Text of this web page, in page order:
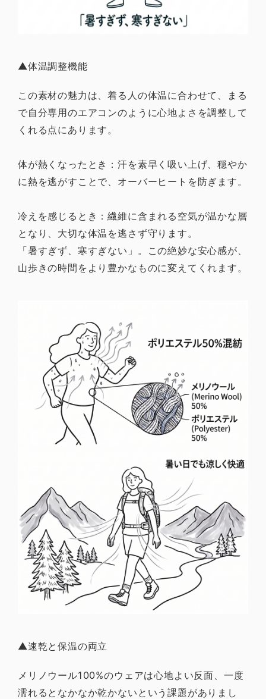
▲体温調整機能
この素材の魅力は、着る人の体温に合わせて、まる
で自分専用のエアコンのように心地よさを調整して
くれる点にあります。
体が熱くなったとき：汗を素早く吸い上げ、穏やか
に熱を逃がすことで、オーバーヒートを防ぎます。
冷えを感じるとき：繊維に含まれる空気が温かな層
となり、大切な体温を逃さず守ります。
「暑すぎず、寒すぎない」。この絶妙な安心感が、
山歩きの時間をより豊かなものに変えてくれます。
▲速乾と保温の両立
メリノウール100%のウェアは心地よい反面、一度
濡れるとなかなか乾かないという課題がありまし